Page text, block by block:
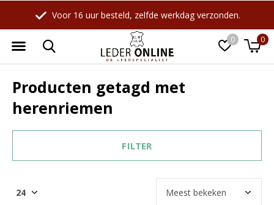
0 0
Voor 16 uur besteld, zelfde werkdag verzonden.
Producten getagd met
herenriemen
FILTER